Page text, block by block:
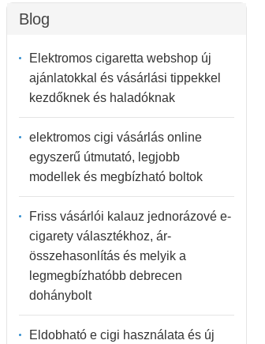
Blog
Elektromos cigaretta webshop új
ajánlatokkal és vásárlási tippekkel
kezdőknek és haladóknak
elektromos cigi vásárlás online
egyszerű útmutató, legjobb
modellek és megbízható boltok
Friss vásárlói kalauz jednorázové e-
cigarety választékhoz, ár-
összehasonlítás és melyik a
legmegbízhatóbb debrecen
dohánybolt
Eldobható e cigi használata és új